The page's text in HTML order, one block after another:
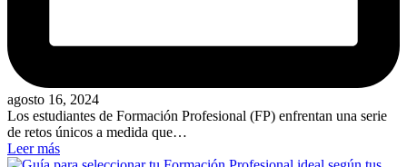
agosto 16, 2024
Los estudiantes de Formación Profesional (FP) enfrentan una serie
de retos únicos a medida que…
Leer más